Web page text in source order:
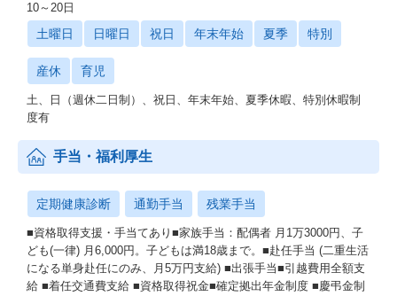
10～20日
土曜日 日曜日 祝日 年末年始 夏季 特別
産休 育児
土、日（週休二日制）、祝日、年末年始、夏季休暇、特別休暇制
度有
手当・福利厚生
定期健康診断 通勤手当 残業手当
■資格取得支援・手当てあり■家族手当：配偶者 月1万3000円、子
ども(一律) 月6,000円。子どもは満18歳まで。■赴任手当 (二重生活
になる単身赴任にのみ、月5万円支給) ■出張手当■引越費用全額支
給 ■着任交通費支給 ■資格取得祝金■確定拠出年金制度 ■慶弔金制